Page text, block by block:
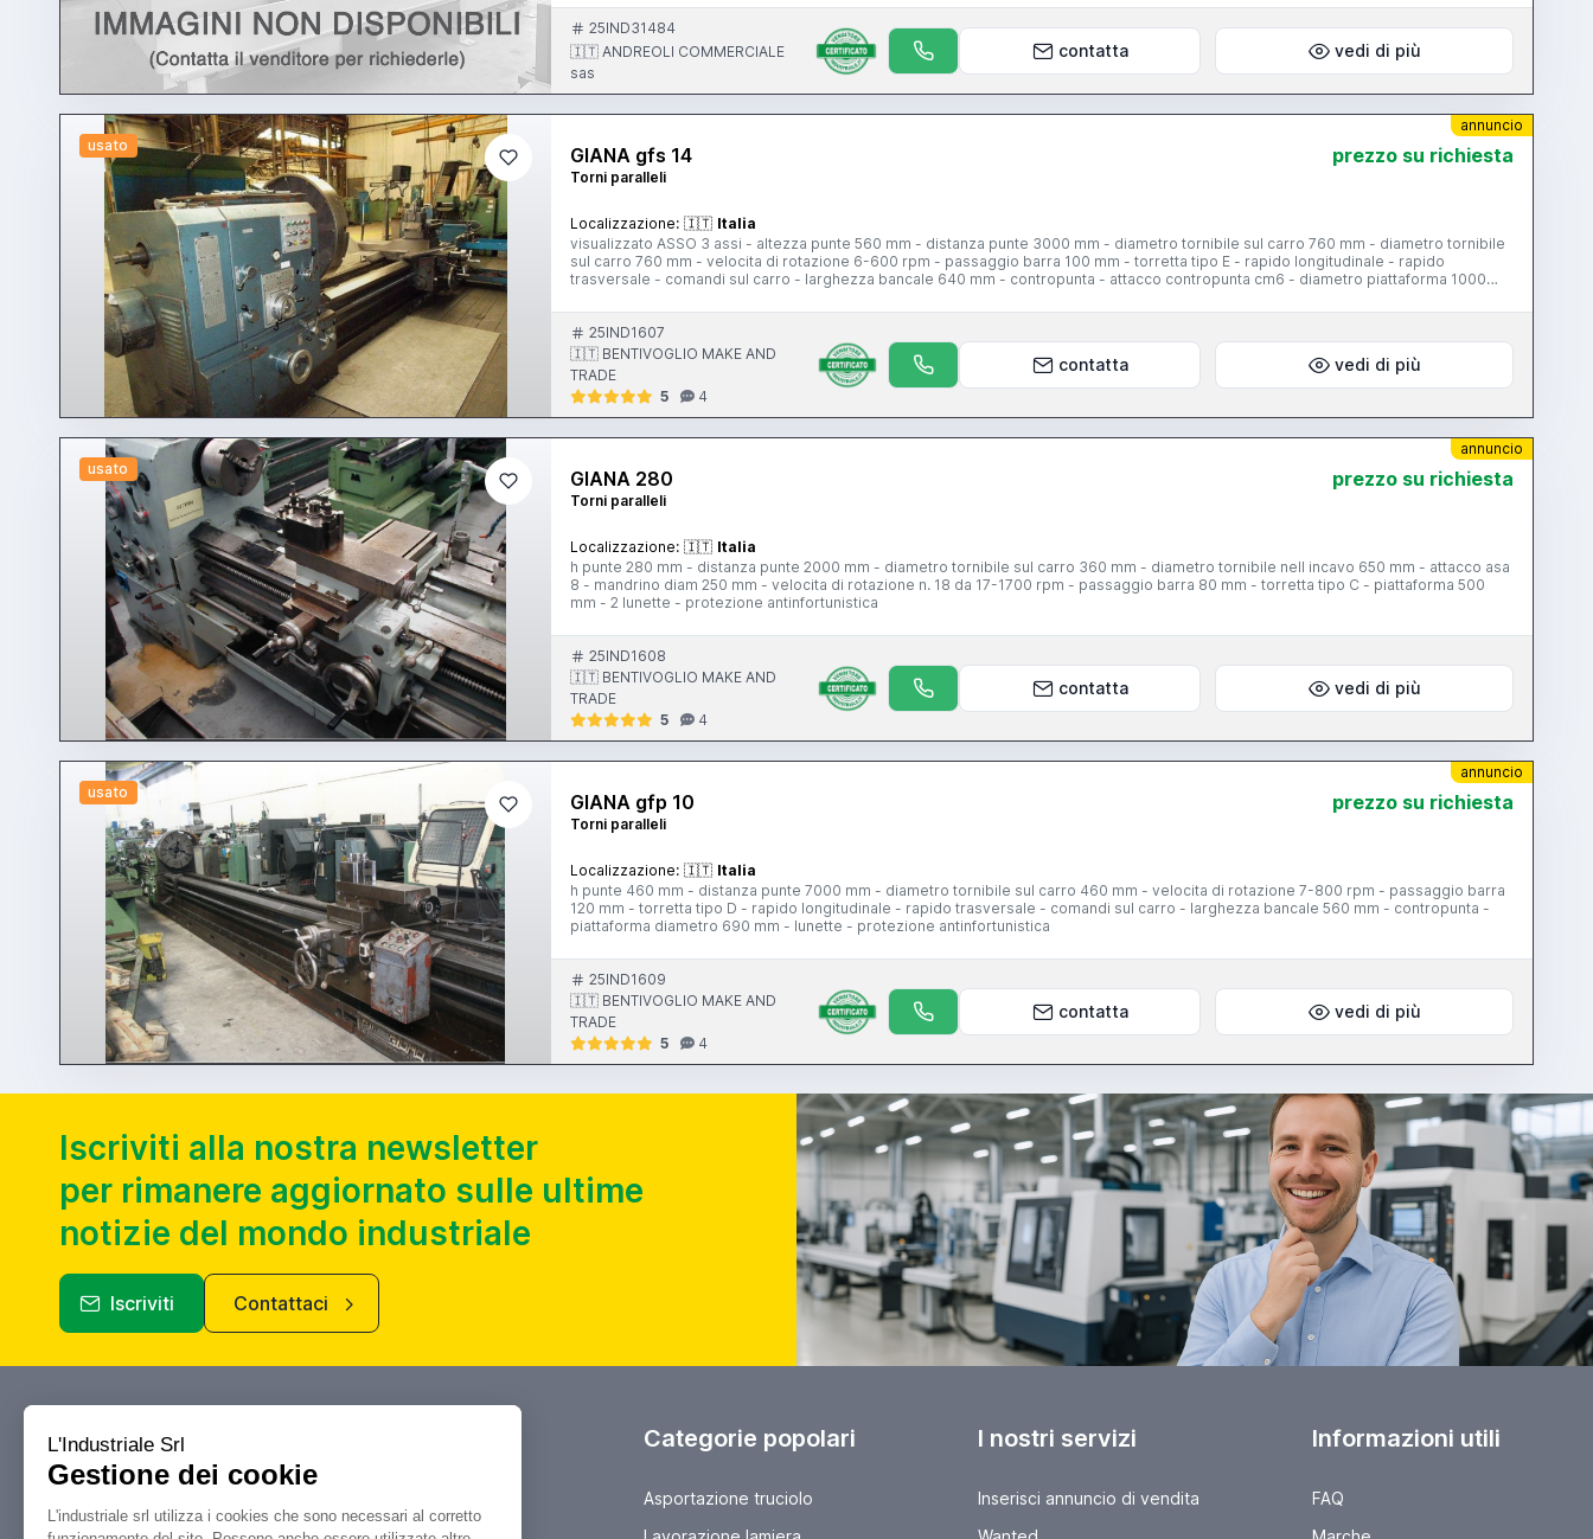
25IND31484
🇮🇹 ANDREOLI COMMERCIALE
sas
contatta vedi di più
usato
annuncio
GIANA gfs 14
Torni paralleli
prezzo su richiesta
Localizzazione: 🇮🇹 Italia
visualizzato ASSO 3 assi - altezza punte 560 mm - distanza punte 3000 mm - diametro tornibile sul carro 760 mm - diametro tornibile
sul carro 760 mm - velocita di rotazione 6-600 rpm - passaggio barra 100 mm - torretta tipo E - rapido longitudinale - rapido
trasversale - comandi sul carro - larghezza bancale 640 mm - contropunta - attacco contropunta cm6 - diametro piattaforma 1000
25IND1607
🇮🇹 BENTIVOGLIO MAKE AND
TRADE
5
4
contatta vedi di più
usato
annuncio
GIANA 280
Torni paralleli
prezzo su richiesta
Localizzazione: 🇮🇹 Italia
h punte 280 mm - distanza punte 2000 mm - diametro tornibile sul carro 360 mm - diametro tornibile nell incavo 650 mm - attacco asa
8 - mandrino diam 250 mm - velocita di rotazione n. 18 da 17-1700 rpm - passaggio barra 80 mm - torretta tipo C - piattaforma 500
mm - 2 lunette - protezione antinfortunistica
25IND1608
🇮🇹 BENTIVOGLIO MAKE AND
TRADE
5
4
contatta vedi di più
usato
annuncio
GIANA gfp 10
Torni paralleli
prezzo su richiesta
Localizzazione: 🇮🇹 Italia
h punte 460 mm - distanza punte 7000 mm - diametro tornibile sul carro 460 mm - velocita di rotazione 7-800 rpm - passaggio barra
120 mm - torretta tipo D - rapido longitudinale - rapido trasversale - comandi sul carro - larghezza bancale 560 mm - contropunta -
piattaforma diametro 690 mm - lunette - protezione antinfortunistica
25IND1609
🇮🇹 BENTIVOGLIO MAKE AND
TRADE
5
4
contatta vedi di più
Iscriviti alla nostra newsletter
per rimanere aggiornato sulle ultime
notizie del mondo industriale
Iscriviti Contattaci
Industriale.it
compravendita, aste e liquidazioni di
Categorie popolari
Asportazione truciolo
I nostri servizi
Inserisci annuncio di vendita
Informazioni utili
FAQ